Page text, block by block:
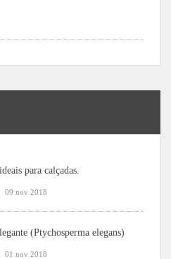
para calçadas.
09 nov 2018
(Ptychosperma elegans)
01 nov 2018